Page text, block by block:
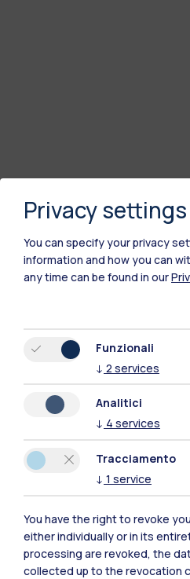
Polimi Community
Tutti i siti dell’ecosistema
IT EN
Privacy settings
You can specify your privacy
information and how you can
any time can be found in our
Funzionali
↓ 2 services
Analitici
↓ 4 services
Tracciamento
↓ 1 service
You have the right to revoke
either individually or in its
processing are revoked, the
collected up to the revocation